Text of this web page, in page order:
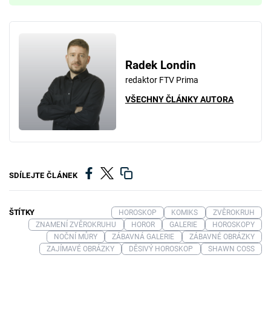
Radek Londin
redaktor FTV Prima
VŠECHNY ČLÁNKY AUTORA
SDÍLEJTE ČLÁNEK
ŠTÍTKY HOROSKOP KOMIKS
ZVĚROKRUH
ZNAMENÍ ZVĚROKRUHU
HOROR GALERIE
HOROSKOPY
NOČNÍ MŮRY
ZÁBAVNÁ GALERIE
ZÁBAVNÉ OBRÁZKY
ZAJÍMAVÉ OBRÁZKY
DĚSIVÝ HOROSKOP SHAWN COSS